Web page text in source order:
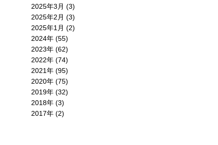
2025年3月 (3)
2025年2月 (3)
2025年1月 (2)
2024年 (55)
2023年 (62)
2022年 (74)
2021年 (95)
2020年 (75)
2019年 (32)
2018年 (3)
2017年 (2)